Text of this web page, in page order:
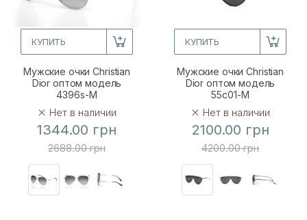
КУПИТЬ
Мужские очки Christian
Dior оптом модель
4396s-M
Нет в наличии
1344.00 грн
2688.00 грн
КУПИТЬ
Мужские очки Christian
Dior оптом модель
55c01-M
Нет в наличии
2100.00 грн
4200.00 грн